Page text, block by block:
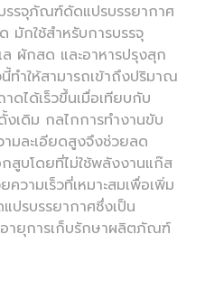
รจุภัณฑ์ดัดแปรบรรยากาศ
มักใช้สำหรับการบรรจุ
ผักสด และอาหารปรุงสุก
ทำให้สามารถเข้าถึงปริมาณ
ดได้เร็วขึ้นเมื่อเทียบกับ
เดิม กลไกการทำงานขับ
ามละเอียดสูงจึงช่วยลด
สูบโดยที่ไม่ใช้พลังงานแก๊ส
วามเร็วที่เหมาะสมเพื่อเพิ่ม
ปรบรรยากาศซึ่งเป็น
อายุการเก็บรักษาผลิตภัณฑ์